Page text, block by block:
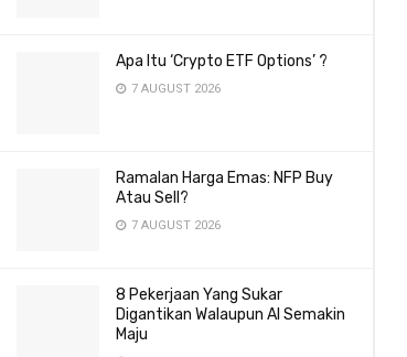
Apa Itu ‘Crypto ETF Options’ ?
7 AUGUST 2026
Ramalan Harga Emas: NFP Buy
Atau Sell?
7 AUGUST 2026
8 Pekerjaan Yang Sukar
Digantikan Walaupun AI Semakin
Maju